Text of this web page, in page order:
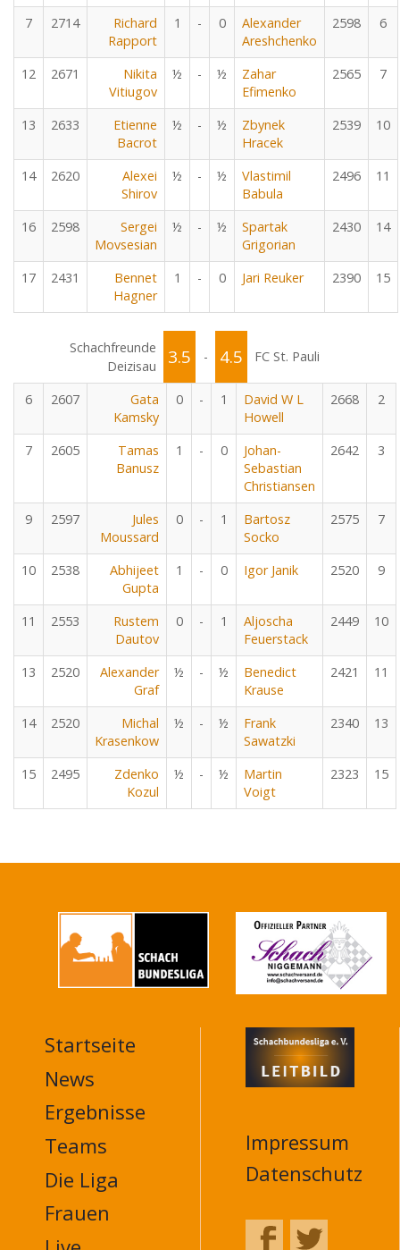
7 2714
Richard
Rapport
1 - 0
Alexander
Areshchenko
2598 6
12 2671
Nikita
Vitiugov
½ - ½
Zahar
Efimenko
2565 7
13 2633
Etienne
Bacrot
½ - ½
Zbynek
Hracek
2539 10
14 2620
Alexei
Shirov
½ - ½
Vlastimil
Babula
2496 11
16 2598
Sergei
Movsesian
½ - ½
Spartak
Grigorian
2430 14
17 2431
Bennet
Hagner
1 - 0 Jari Reuker 2390 15
Schachfreunde
Deizisau
3.5 - 4.5 FC St. Pauli
6 2607
Gata
Kamsky
0 - 1
David W L
Howell
2668 2
7 2605
Tamas
Banusz
1 - 0
Johan-
Sebastian
Christiansen
2642 3
9 2597
Jules
Moussard
0 - 1
Bartosz
Socko
2575 7
10 2538
Abhijeet
Gupta
1 - 0 Igor Janik 2520 9
11 2553
Rustem
Dautov
0 - 1
Aljoscha
Feuerstack
2449 10
13 2520
Alexander
Graf
½ - ½
Benedict
Krause
2421 11
14 2520
Michal
Krasenkow
½ - ½
Frank
Sawatzki
2340 13
15 2495
Zdenko
Kozul
½ - ½
Martin
Voigt
2323 15
MAIN
NAVIGATION
FOOTER
Startseite
News
Ergebnisse
Teams
Die Liga
Frauen
Impressum
Datenschutz